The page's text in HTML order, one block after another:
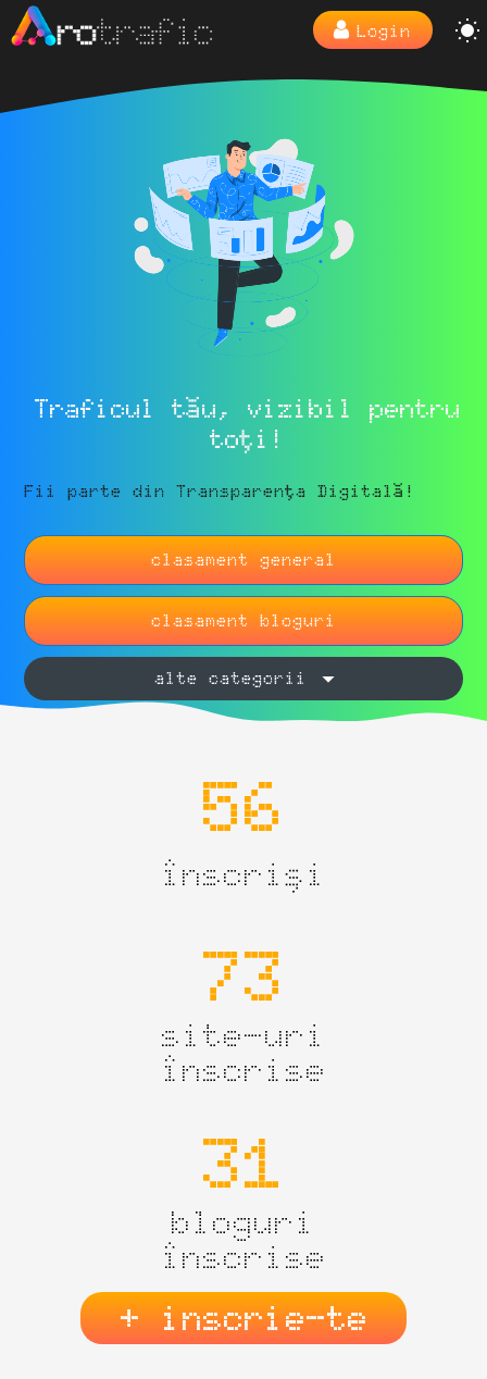
Login
Traficul tău, vizibil pentru
toți!
Fii parte din Transparența Digitală!
clasament general
clasament bloguri
alte categorii
56
înscriși
73
site-uri
înscrise
31
bloguri
înscrise
+ inscrie-te